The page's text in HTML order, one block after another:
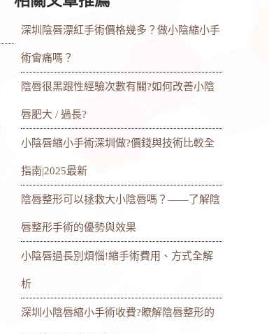
深圳陰唇漂紅手術價格幾多？做小陰縮小手
術會痛嗎？
陰唇很黑跟性經驗次數有關?如何改善小陰
唇肥大 / 過長?
小陰唇縮小手術深圳做?價錢與技術比較全
指南|2025最新
陰唇整形可以拯救大小陰唇嗎？——了解陰
唇整形手術的優勢與效果
小陰唇過長別煩惱!縮手術費用、方式全解
析
深圳小陰唇縮小手術收費?瞭解陰唇整形的